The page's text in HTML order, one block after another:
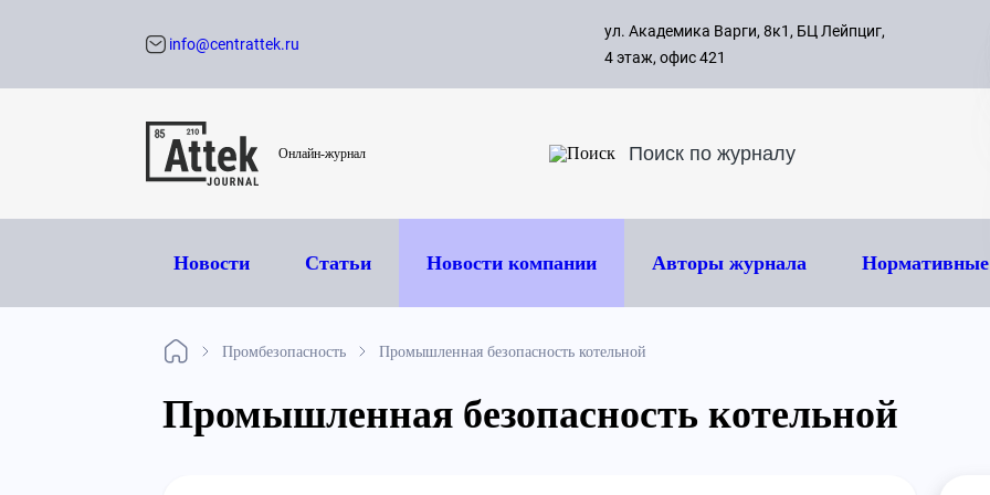
с 09:00
8 495
info@centrattek.ru
ул. Академика Варги, 8к1, БЦ Лейпциг,
4 этаж, офис 421
Онлайн-журнал
Новости Статьи Новости компании Авторы журнала
Промбезопасность Промышленная безопасность котельной
Промышленная безопасность котельной